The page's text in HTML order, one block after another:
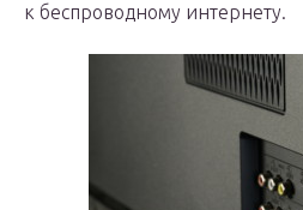
к беспроводному интернету.